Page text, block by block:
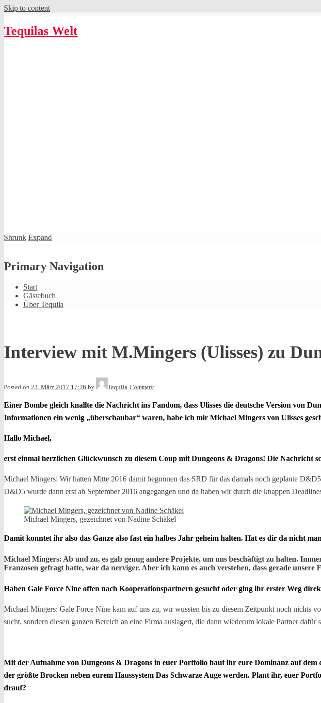
Skip to content
Tequilas Welt
Shrunk Expand
Primary Navigation
Start
Gästebuch
Über Tequila
Interview mit M.Mingers (Ulisses) zu
Posted on 23. März 2017 17:26 by Tequila Comment
Einer Bombe gleich knallte die Nachricht ins Fandom, dass Ulisses die deutsche Version von
Informationen ein wenig „überschaubar“ waren, habe ich mir Michael Mingers von Ulisses
Hallo Michael,
erst einmal herzlichen Glückwunsch zu diesem Coup mit Dungeons & Dragons! Die Nachricht
Michael Mingers: Wir hatten Mitte 2016 damit begonnen das SRD für das damals noch geplante
D&D5 wurde dann erst ab September 2016 angegangen und da haben wir durch die knappen
Michael Mingers, gezeichnet von Nadine Schäkel
Damit konntet ihr also das Ganze also fast ein halbes Jahr geheim halten. Hat es dir da nicht
Michael Mingers: Ab und zu, es gab genug andere Projekte, um uns beschäftigt zu halten.
Franzosen gefragt hatte, war da nerviger. Aber ich kann es auch verstehen, dass gerade
Haben Gale Force Nine offen nach Kooperationspartnern gesucht oder ging ihr erster Weg
Michael Mingers: Gale Force Nine kam auf uns zu, wir wussten bis zu diesem Zeitpunkt noch nichts
sucht, sondern diesen ganzen Bereich an eine Firma auslagert, die dann wiederum lokale Partner dafür
Mit der Aufnahme von Dungeons & Dragons in euer Portfolio baut ihr eure Dominanz auf
der größte Brocken neben eurem Haussystem Das Schwarze Auge werden. Plant ihr, euer
drauf?